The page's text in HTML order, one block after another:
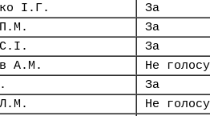
І.Г.
За
За
За
А.М.
Не
За
Не